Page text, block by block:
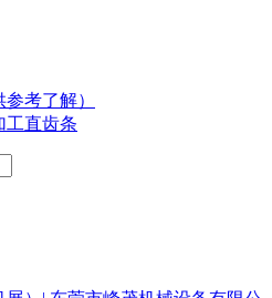
考了解）
工直齿条